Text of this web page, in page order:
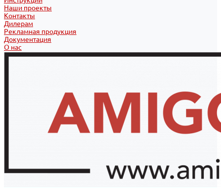
Наши проекты
Контакты
Дилерам
Рекламная продукция
Документация
О нас